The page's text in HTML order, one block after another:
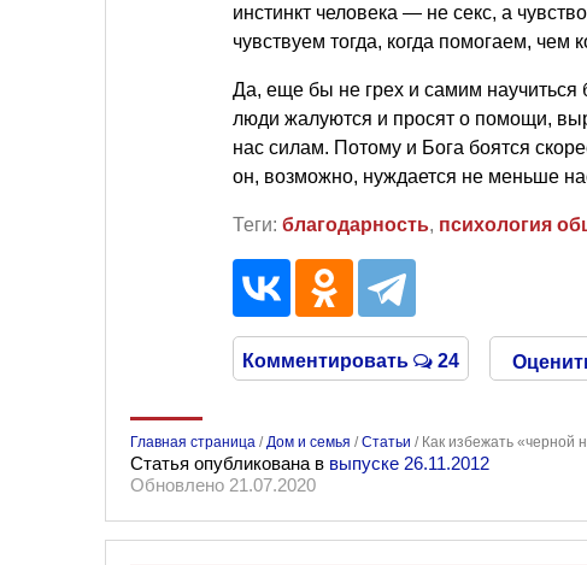
инстинкт человека — не секс, а
чувствуем тогда, когда помогаем, чем
Да, еще бы не грех и самим
люди жалуются и просят о помощи,
нас силам. Потому и Бога боятся
он, возможно, нуждается не меньше
Теги: благодарность, психология
Комментировать 24
Главная страница /Дом и семья /Статьи / Как избежать «черной
Статья опубликована в выпуске 26.11.2012
Обновлено 21.07.2020